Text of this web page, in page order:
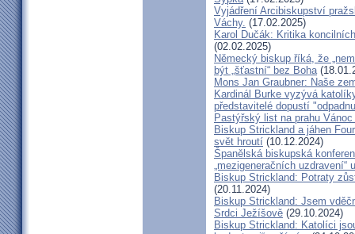
Vyjádření Arcibiskupství
Váchy. (17.02.2025)
Karol Dučák: Kritika
(02.02.2025)
Německý biskup říká, že
být „šťastní“ bez Boha
Mons Jan Graubner: Naše
Kardinál Burke vyzývá
představitelé dopustí
Pastýřský list na prahu
Biskup Strickland a jáhen
svět hroutí (10.12.2024)
Španělská biskupská
„mezigeneračních
Biskup Strickland: Potraty
(20.11.2024)
Biskup Strickland: Jsem
Srdci Ježíšově (29.10.2024)
Biskup Strickland: Katolíci